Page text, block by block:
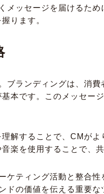
ッセージを届けるた
ります。
ランディングは、消
本です。このメッセー
解することで、CMがよ
楽を使用することで、
ティング活動と整合
の価値を伝える重要な